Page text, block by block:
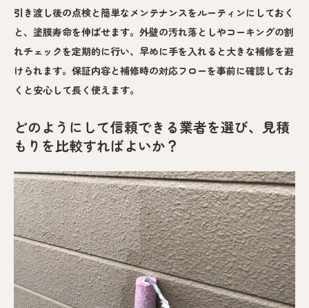
引き渡し後の点検と簡単なメンテナンスをルーティンにしておく
と、塗膜寿命を伸ばせます。外壁の汚れ落としやコーキングの割
れチェックを定期的に行い、早めに手を入れると大きな補修を避
けられます。保証内容と補修時の対応フローを事前に確認してお
くと安心して長く使えます。
どのようにして信頼できる業者を選び、見積
もりを比較すればよいか？